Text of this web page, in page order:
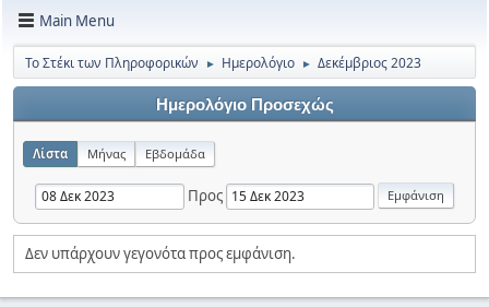
Main Menu
Το Στέκι των Πληροφορικών ► Ημερολόγιο ► Δεκέμβριος 2023
Ημερολόγιο Προσεχώς
Λίστα Μήνας Εβδομάδα
Προς
Δεν υπάρχουν γεγονότα προς εμφάνιση.